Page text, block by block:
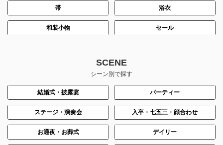
帯 浴衣
和装小物 セール
SCENE
シーン別で探す
結婚式・披露宴 パーティー
ステージ・演奏会 入卒・七五三・顔合わせ
お通夜・お葬式 デイリー